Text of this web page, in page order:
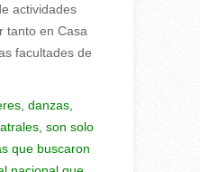
actividades
tanto en Casa
facultades de
danzas,
son solo
que buscaron